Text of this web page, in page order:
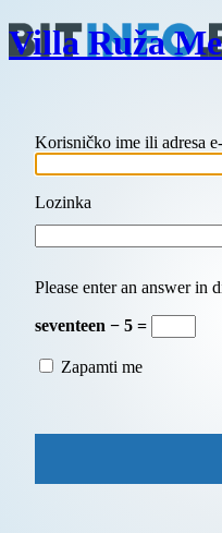
Villa Ruža
Korisničko ime ili adresa
Lozinka
Please enter an answer in
seventeen − 5 =
Zapamti me